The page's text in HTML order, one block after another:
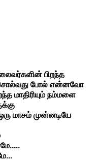
பிறந்த
சொல்வது போல் என்னவோ
மாதிரியும் நம்மளை
மாசம் முன்னடியே